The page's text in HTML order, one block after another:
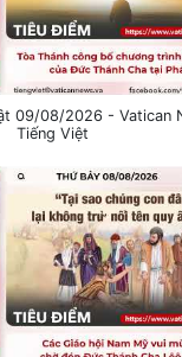
09/08/2026 - Vatican
Tiếng Việt